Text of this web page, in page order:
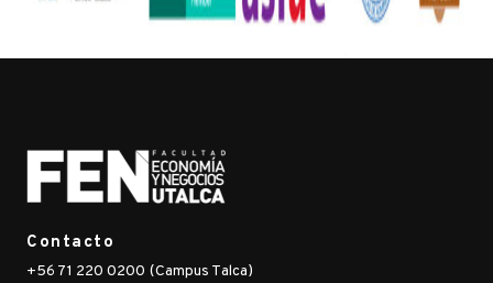
Contacto
+56 71 220 0200 (Campus Talca)